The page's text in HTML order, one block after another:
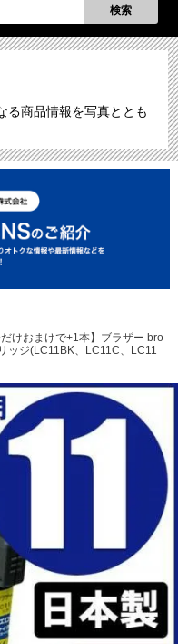
検索
る商品情報を写真ととも
けおまけで+1本】ブラザー bro
ッジ(LC11BK、LC11C、LC11